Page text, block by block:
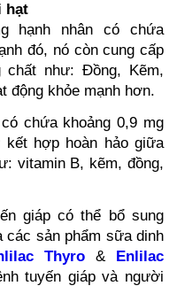
hạt
hạnh nhân có chứa
đó, nó còn cung cấp
chất như: Đồng, Kẽm,
động khỏe mạnh hơn.
chứa khoảng 0,9 mg
hợp hoàn hảo giữa
vitamin B, kẽm, đồng,
giáp có thể bổ sung
các sản phẩm sữa dinh
Thyro & Enlilac
tuyến giáp và người